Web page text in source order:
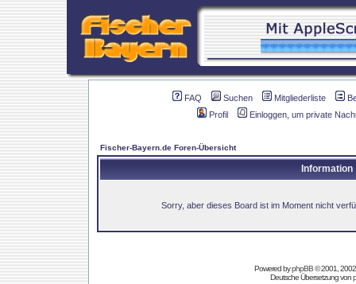
FAQ Suchen Mitgliederliste
Profil
Einloggen, um private
Fischer-Bayern.de Foren-Übersicht
Information
Sorry, aber dieses Board ist im Moment nicht
Powered byphpBB© 2001,
Deutsche Übersetzung von